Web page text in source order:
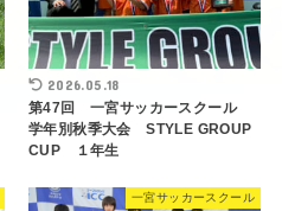
2026.05.18
第47回 一宮サッカースクール
学年別秋季大会 STYLE GROUP
CUP １年生
一宮サッカースクール